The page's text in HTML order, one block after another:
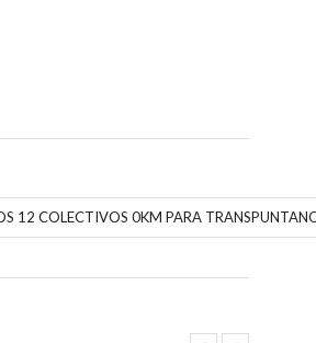
12 COLECTIVOS 0KM PARA